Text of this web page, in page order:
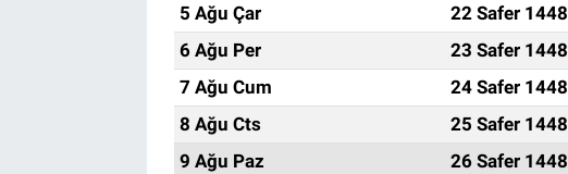
5 Ağu Çar
22 Safer 1448
6 Ağu Per
23 Safer 1448
7 Ağu Cum
24 Safer 1448
8 Ağu Cts
25 Safer 1448
9 Ağu Paz
26 Safer 1448